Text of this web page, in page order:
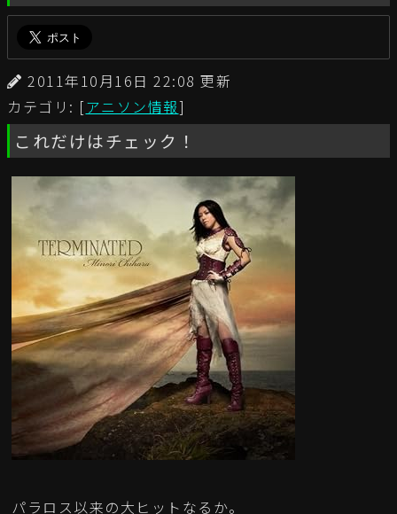
2011年10月16日 22:08 更新
カテゴリ: [アニソン情報]
これだけはチェック！
パラロス以来の大ヒットなるか。